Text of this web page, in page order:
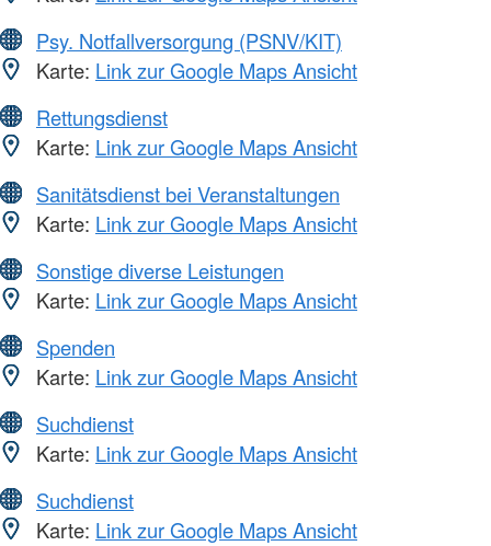
Psy. Notfallversorgung (PSNV/KIT)
Karte: Link zur Google Maps Ansicht
Rettungsdienst
Karte: Link zur Google Maps Ansicht
Sanitätsdienst bei Veranstaltungen
Karte: Link zur Google Maps Ansicht
Sonstige diverse Leistungen
Karte: Link zur Google Maps Ansicht
Spenden
Karte: Link zur Google Maps Ansicht
Suchdienst
Karte: Link zur Google Maps Ansicht
Suchdienst
Karte: Link zur Google Maps Ansicht